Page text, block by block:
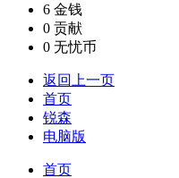
6 金钱
0 贡献
0 无忧币
返回上一页
首页
锐森
电脑版
首页